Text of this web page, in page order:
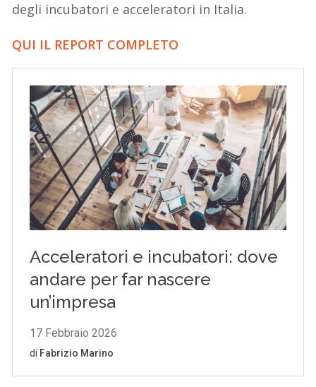
degli incubatori e acceleratori in Italia.
QUI IL REPORT COMPLETO